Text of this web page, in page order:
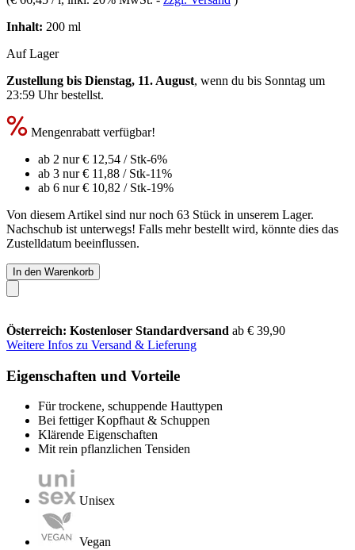
Inhalt: 200 ml
Auf Lager
Zustellung bis Dienstag, 11. August, wenn du bis Sonntag um
23:59 Uhrbestellst.
Mengenrabatt verfügbar!
ab 2 nur€ 12,54 / Stk-6%
ab 3 nur€ 11,88 / Stk-11%
ab 6 nur€ 10,82 / Stk-19%
Von diesem Artikel sind nur noch 63 Stück in unserem Lager.
Nachschub ist unterwegs! Falls mehr bestellt wird, könnte dies das
Zustelldatum beeinflussen.
In den Warenkorb
Österreich: Kostenloser Standardversand ab € 39,90
Weitere Infos zu Versand & Lieferung
Eigenschaften und Vorteile
Für trockene, schuppende Hauttypen
Bei fettiger Kopfhaut & Schuppen
Klärende Eigenschaften
Mit rein pflanzlichen Tensiden
Unisex
Vegan